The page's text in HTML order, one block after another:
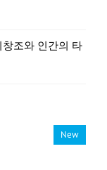
조와 인간의 타
New